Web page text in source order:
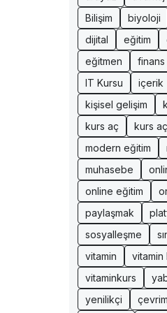
Bilişim
biyoloji
dijital
eğitim
eğitmen
finans
IT Kursu
içerik
kişisel gelişim
kurs aç
kurs
modern eğitim
muhasebe
online eğitim
paylaşmak
sosyalleşme
vitamin
vitamin
vitaminkurs
yenilikçi